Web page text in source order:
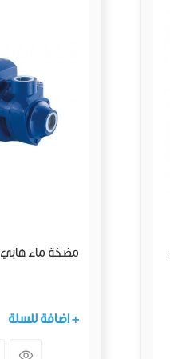
مضخة ماء هابي 3/4 حصان 1"
+ اضافة للسلة